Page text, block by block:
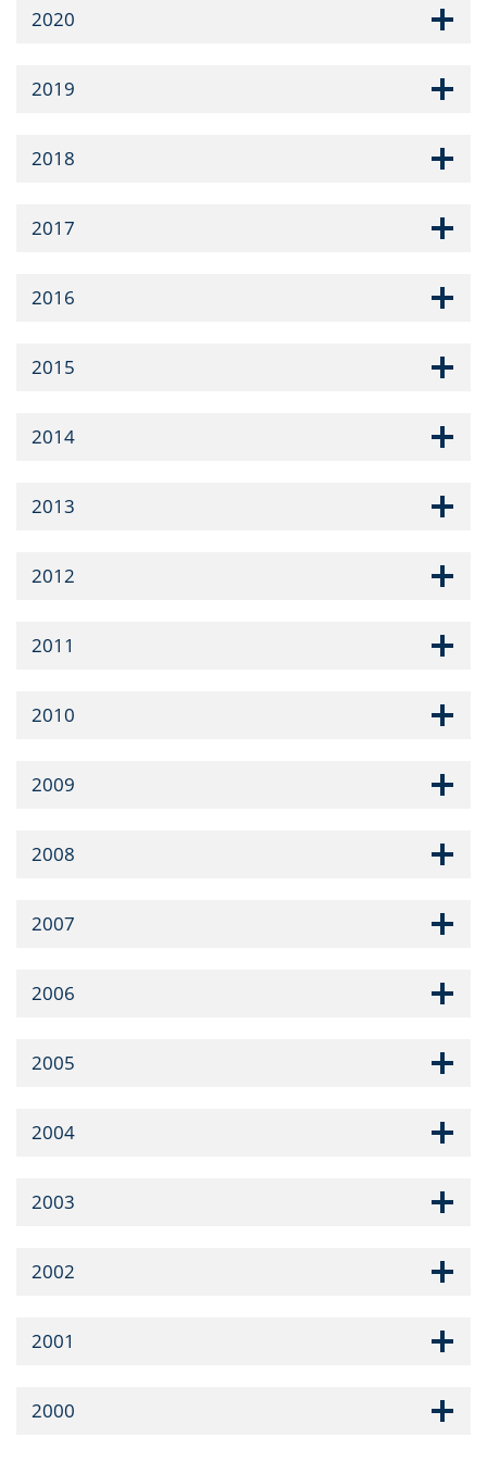
2020
2019
2018
2017
2016
2015
2014
2013
2012
2011
2010
2009
2008
2007
2006
2005
2004
2003
2002
2001
2000